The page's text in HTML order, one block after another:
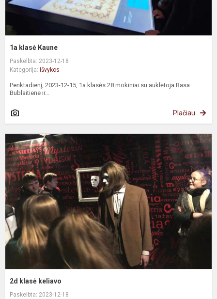
1a klasė Kaune
Paskelbta: 2023-12-18
Kategorija: Išvykos
Penktadienį, 2023-12-15, 1a klasės 28 mokiniai su auklėtoja Rasa
Bublaitiene ir...
Plačiau
2d klasė keliavo
Paskelbta: 2023-12-18